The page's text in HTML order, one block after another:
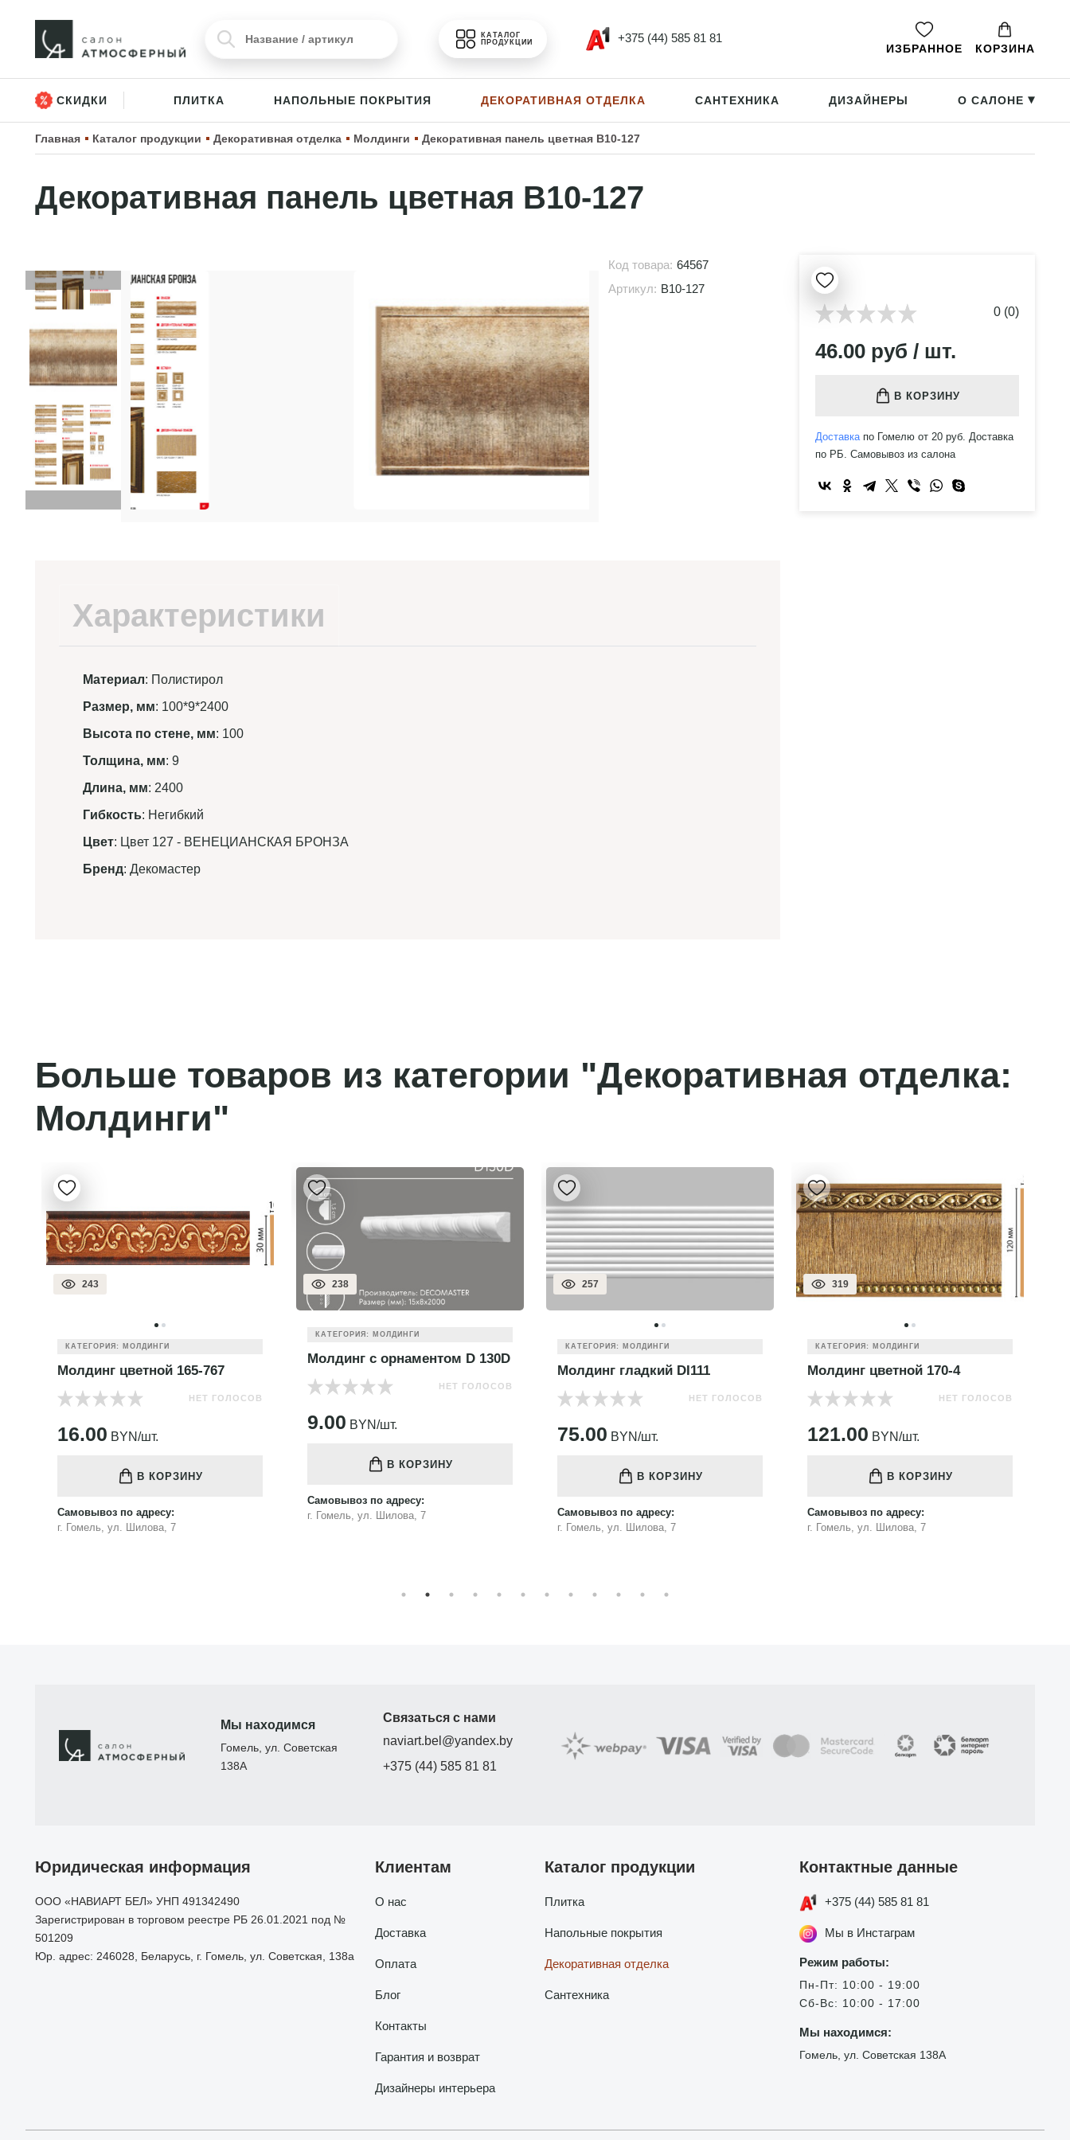
КАТАЛОГ
ПРОДУКЦИИ
+375 (44) 585 81 81
ИЗБРАННОЕ КОРЗИНА
СКИДКИ ПЛИТКА НАПОЛЬНЫЕ ПОКРЫТИЯ ДЕКОРАТИВНАЯ ОТДЕЛКА САНТЕХНИКА ДИЗАЙНЕРЫ О САЛОНЕ ▸
Главная Каталог продукции Декоративная отделка Молдинги Декоративная панель цветная B10-127
Декоративная панель цветная B10-127
Код товара: 64567
Артикул: B10-127
Характеристики
Материал: Полистирол
Размер, мм: 100*9*2400
Высота по стене, мм: 100
Толщина, мм: 9
Длина, мм: 2400
Гибкость: Негибкий
Цвет: Цвет 127 - ВЕНЕЦИАНСКАЯ БРОНЗА
Бренд: Декомастер
0 (0)
46.00 руб / шт.
В КОРЗИНУ
Доставкапо Гомелю от 20 руб. Доставка
по РБ. Самовывоз из салона
Больше товаров из категории "Декоративная отделка:
Молдинги"
243
КАТЕГОРИЯ: МОЛДИНГИ
Молдинг цветной 165-767
НЕТ ГОЛОСОВ
16.00 BYN/шт.
В КОРЗИНУ
Самовывоз по адресу:
г. Гомель, ул. Шилова, 7
238
КАТЕГОРИЯ: МОЛДИНГИ
Молдинг с орнаментом D 130D
НЕТ ГОЛОСОВ
9.00 BYN/шт.
В КОРЗИНУ
Самовывоз по адресу:
г. Гомель, ул. Шилова, 7
257
КАТЕГОРИЯ: МОЛДИНГИ
Молдинг гладкий DI111
НЕТ ГОЛОСОВ
75.00 BYN/шт.
В КОРЗИНУ
Самовывоз по адресу:
г. Гомель, ул. Шилова, 7
319
КАТЕГОРИЯ: МОЛДИНГИ
Молдинг цветной 170-4
НЕТ ГОЛОСОВ
121.00 BYN/шт.
В КОРЗИНУ
Самовывоз по адресу:
г. Гомель, ул. Шилова, 7
Мы находимся
Гомель, ул. Советская
138А
Связаться с нами
naviart.bel@yandex.by
+375 (44) 585 81 81
Юридическая информация
ООО «НАВИАРТ БЕЛ» УНП 491342490
Зарегистрирован в торговом реестре РБ 26.01.2021 под №
501209
Юр. адрес: 246028, Беларусь, г. Гомель, ул. Советская, 138а
Клиентам
О нас
Доставка
Оплата
Блог
Контакты
Гарантия и возврат
Дизайнеры интерьера
Каталог продукции
Плитка
Напольные покрытия
Декоративная отделка
Сантехника
Контактные данные
+375 (44) 585 81 81
Мы в Инстаграм
Режим работы:
Пн-Пт: 10:00 - 19:00
Сб-Вс: 10:00 - 17:00
Мы находимся:
Гомель, ул. Советская 138А